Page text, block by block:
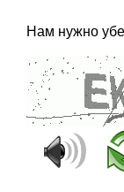
Нам нужно